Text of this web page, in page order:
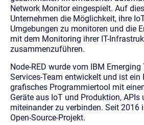
Network Monitor eingespielt. Auf
Unternehmen die Möglichkeit, ihre
Umgebungen zu monitoren und die
mit dem Monitoring ihrer IT-
zusammenzuführen.
Node-RED wurde vom IBM
Services-Team entwickelt und ist ein
grafisches Programmiertool mit
Geräte aus IoT und Produktion, APIs
miteinander zu verbinden. Seit 2016
Open-Source-Projekt.